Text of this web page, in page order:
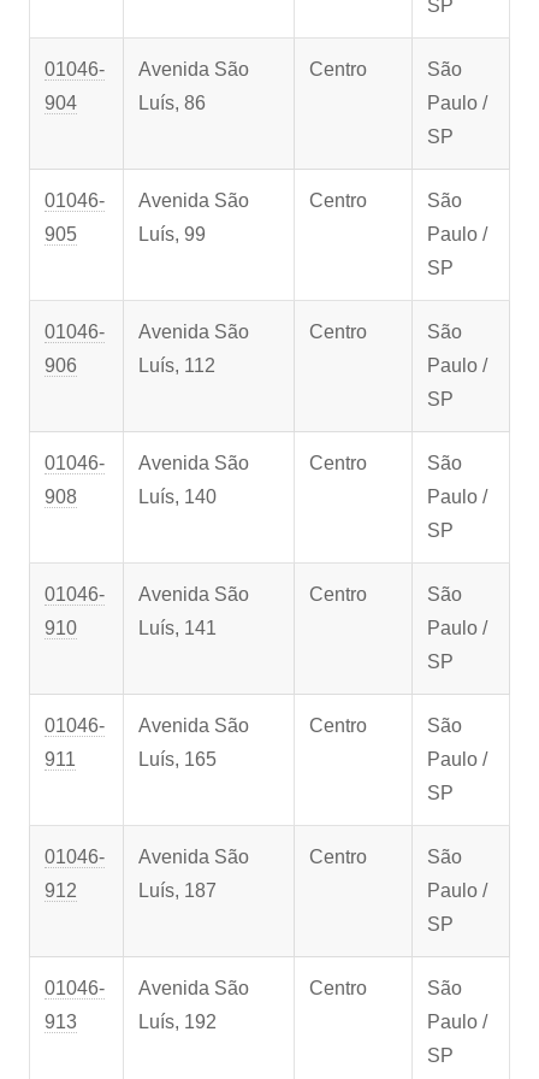
SP
01046-
904
Avenida São
Luís, 86
Centro
São
Paulo /
SP
01046-
905
Avenida São
Luís, 99
Centro
São
Paulo /
SP
01046-
906
Avenida São
Luís, 112
Centro
São
Paulo /
SP
01046-
908
Avenida São
Luís, 140
Centro
São
Paulo /
SP
01046-
910
Avenida São
Luís, 141
Centro
São
Paulo /
SP
01046-
911
Avenida São
Luís, 165
Centro
São
Paulo /
SP
01046-
912
Avenida São
Luís, 187
Centro
São
Paulo /
SP
01046-
913
Avenida São
Luís, 192
Centro
São
Paulo /
SP